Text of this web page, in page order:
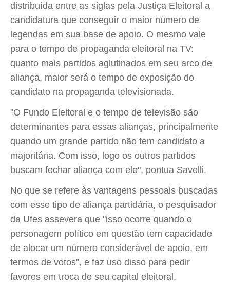
distribuída entre as siglas pela Justiça Eleitoral a
candidatura que conseguir o maior número de
legendas em sua base de apoio. O mesmo vale
para o tempo de propaganda eleitoral na TV:
quanto mais partidos aglutinados em seu arco de
aliança, maior será o tempo de exposição do
candidato na propaganda televisionada.
"O Fundo Eleitoral e o tempo de televisão são
determinantes para essas alianças, principalmente
quando um grande partido não tem candidato a
majoritária. Com isso, logo os outros partidos
buscam fechar aliança com ele", pontua Savelli.
No que se refere às vantagens pessoais buscadas
com esse tipo de aliança partidária, o pesquisador
da Ufes assevera que "isso ocorre quando o
personagem político em questão tem capacidade
de alocar um número considerável de apoio, em
termos de votos", e faz uso disso para pedir
favores em troca de seu capital eleitoral.